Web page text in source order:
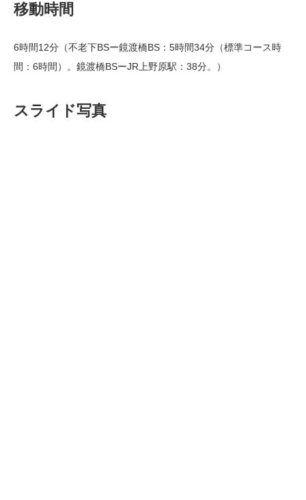
移動時間
6時間12分（不老下BSー鏡渡橋BS：5時間34分（標準コース時
間：6時間）。鏡渡橋BSーJR上野原駅：38分。）
スライド写真